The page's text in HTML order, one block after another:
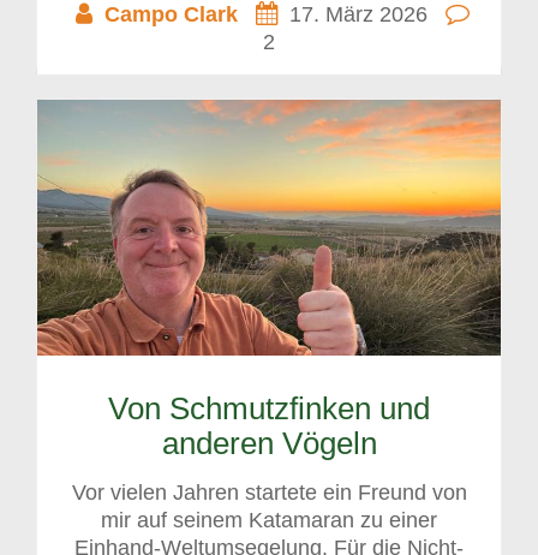
Campo Clark
17. März 2026
2
Von Schmutzfinken und
anderen Vögeln
Vor vielen Jahren startete ein Freund von
mir auf seinem Katamaran zu einer
Einhand-Weltumsegelung. Für die Nicht-